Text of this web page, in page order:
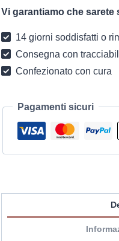
Vi garantiamo che sarete
14 giorni soddisfatti o
Consegna con
Confezionato con cura
Pagamenti sicuri